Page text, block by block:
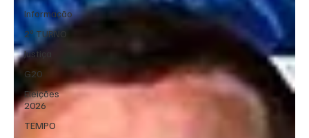
Informação
2º TURNO
Justiça
G20
Eleições
2026
TEMPO